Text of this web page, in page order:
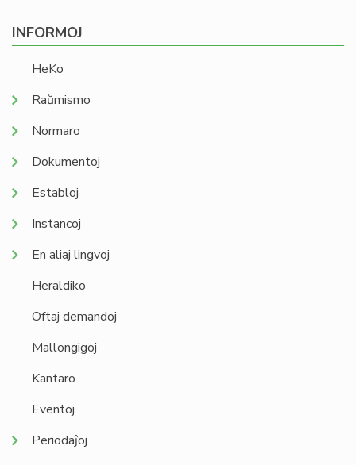
INFORMOJ
HeKo
Raŭmismo
Normaro
Dokumentoj
Establoj
Instancoj
En aliaj lingvoj
Heraldiko
Oftaj demandoj
Mallongigoj
Kantaro
Eventoj
Periodaĵoj